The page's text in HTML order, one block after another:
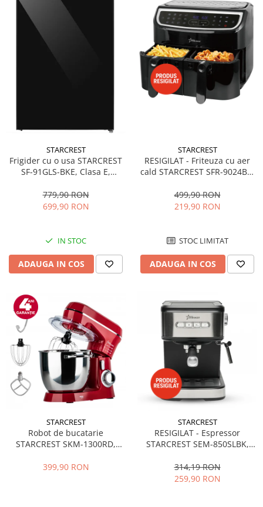
STARCREST
Frigider cu o usa STARCREST
SF-91GLS-BKE, Clasa E,
interioara, H 83 cm, Sticla
Neagra
779,90 RON
699,90 RON
IN STOC
ADAUGA IN COS
STARCREST
RESIGILAT - Friteuza cu aer
cald STARCREST SFR-9024BK,
Termostat 80 - 200 °C, 12
programe, Negru
499,90 RON
219,90 RON
STOC LIMITAT
ADAUGA IN COS
STARCREST
Robot de bucatarie
STARCREST SKM-1300RD,
Accesorii, 10 Viteze + Pulse,
399,90 RON
STARCREST
RESIGILAT - Espressor
STARCREST SEM-850SLBK,
detasabil 1.5L, dispozitiv
spumare, filtru dublu din
314,19 RON
259,90 RON